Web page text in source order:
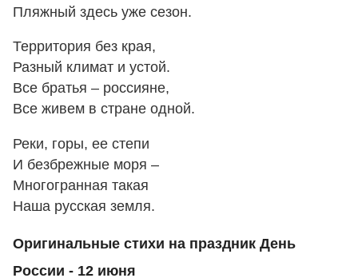
Пляжный здесь уже сезон.
Территория без края,
Разный климат и устой.
Все братья – россияне,
Все живем в стране одной.
Реки, горы, ее степи
И безбрежные моря –
Многогранная такая
Наша русская земля.
Оригинальные стихи на праздник День
России - 12 июня